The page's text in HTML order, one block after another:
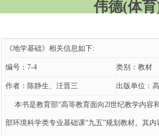
伟德(体
《地学基础》相关信息如下:
编号：7-4 类别：教材
作者：陈静生、汪晋三 出版单位：
本书是教育部“高等教育面向2l世纪教学内容
部环境科学类专业基础课“九五”规划教材。其